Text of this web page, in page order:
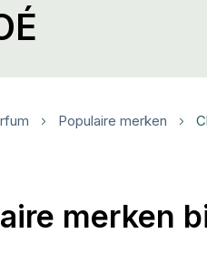
Populaire merken
merken